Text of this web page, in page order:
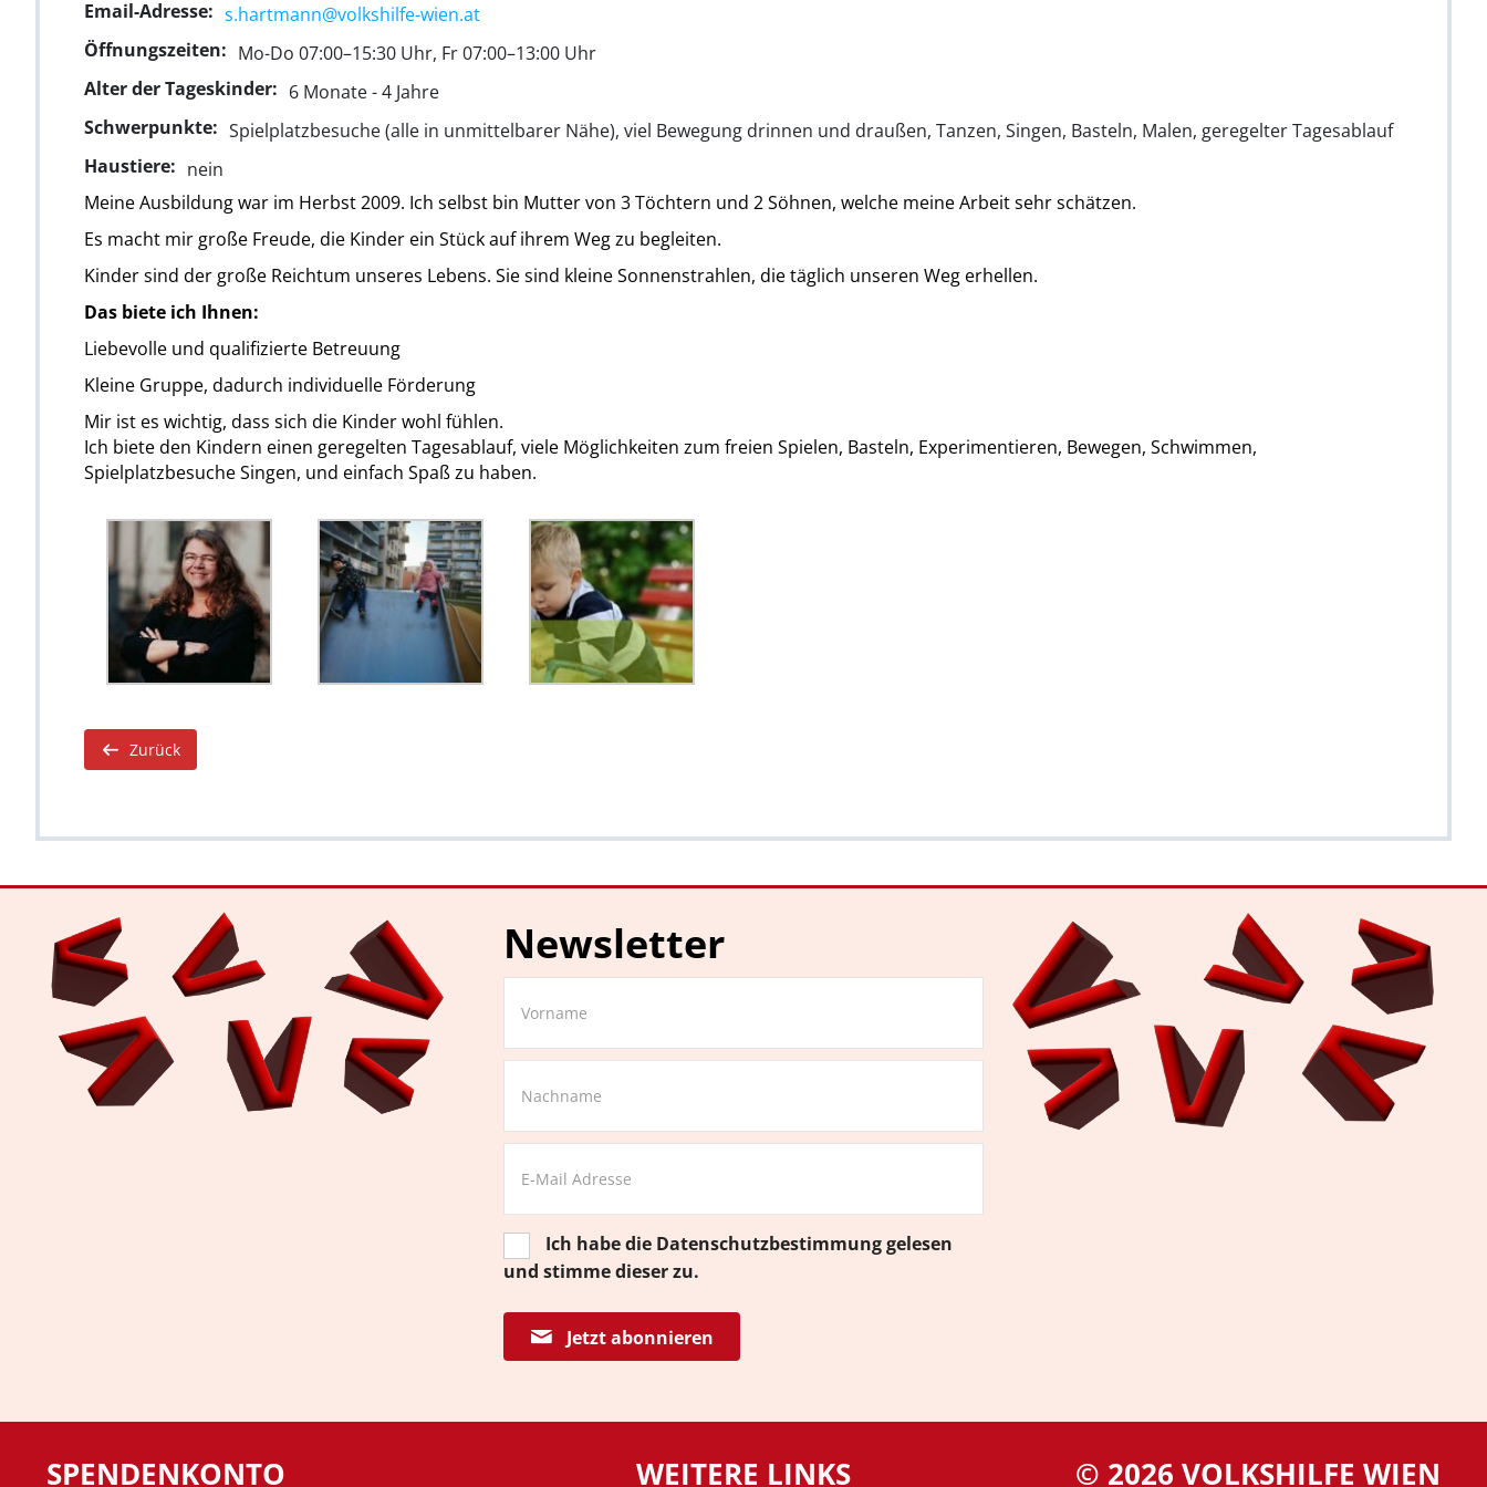
Email-Adresse: s.hartmann@volkshilfe-wien.at
Öffnungszeiten: Mo-Do 07:00–15:30 Uhr, Fr 07:00–13:00 Uhr
Alter der Tageskinder: 6 Monate - 4 Jahre
Schwerpunkte: Spielplatzbesuche (alle in unmittelbarer Nähe), viel Bewegung drinnen und draußen, Tanzen, Singen, Basteln, Malen, geregelter Tagesablauf
Haustiere: nein
Meine Ausbildung war im Herbst 2009. Ich selbst bin Mutter von 3 Töchtern und 2 Söhnen, welche meine Arbeit sehr schätzen.
Es macht mir große Freude, die Kinder ein Stück auf ihrem Weg zu begleiten.
Kinder sind der große Reichtum unseres Lebens. Sie sind kleine Sonnenstrahlen, die täglich unseren Weg erhellen.
Das biete ich Ihnen:
Liebevolle und qualifizierte Betreuung
Kleine Gruppe, dadurch individuelle Förderung
Mir ist es wichtig, dass sich die Kinder wohl fühlen.
Ich biete den Kindern einen geregelten Tagesablauf, viele Möglichkeiten zum freien Spielen, Basteln, Experimentieren, Bewegen, Schwimmen,
Spielplatzbesuche Singen, und einfach Spaß zu haben.
Zurück
Newsletter
Ich habe die Datenschutzbestimmunggelesen
und stimme dieser zu.
Jetzt abonnieren
SPENDENKONTO WEITERE LINKS © 2026 VOLKSHILFE WIEN